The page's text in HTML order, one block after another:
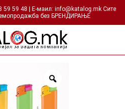
59 48 | Е-маил: info@katalog.mk Сите
без БРЕНДИРАЊЕ